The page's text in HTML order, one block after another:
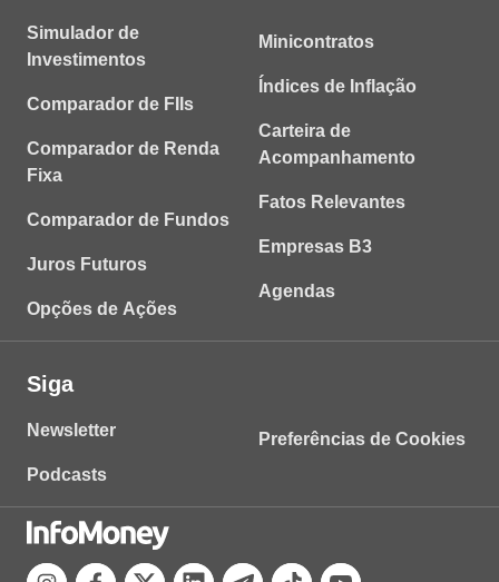
Simulador de
Investimentos
Comparador de FIIs
Comparador de Renda
Fixa
Comparador de Fundos
Juros Futuros
Opções de Ações
Minicontratos
Índices de Inflação
Carteira de
Acompanhamento
Fatos Relevantes
Empresas B3
Agendas
Siga
Newsletter
Podcasts
Preferências de Cookies